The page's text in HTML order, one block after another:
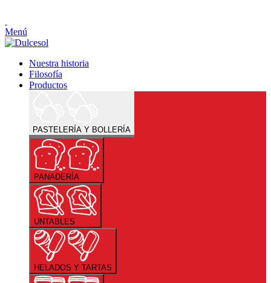
Menú
Nuestra historia
Filosofía
Productos
PASTELERÍA Y BOLLERÍA
PANADERÍA
UNTABLES
HELADOS Y TARTAS